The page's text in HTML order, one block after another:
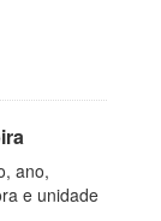
ano,
e unidade